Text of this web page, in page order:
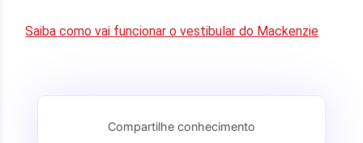
Saiba como vai funcionar o vestibular do Mackenzie
Compartilhe conhecimento